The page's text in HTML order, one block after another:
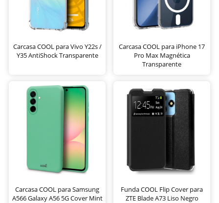
Carcasa COOL para Vivo Y22s /
Y35 AntiShock Transparente
Carcasa COOL para iPhone 17
Pro Max Magnética
Transparente
Carcasa COOL para Samsung
A566 Galaxy A56 5G Cover Mint
Funda COOL Flip Cover para
ZTE Blade A73 Liso Negro